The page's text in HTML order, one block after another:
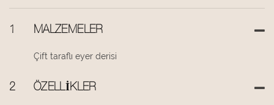
1 MALZEMELER
Çift taraflı eyer derisi
2 ÖZELLIKLER